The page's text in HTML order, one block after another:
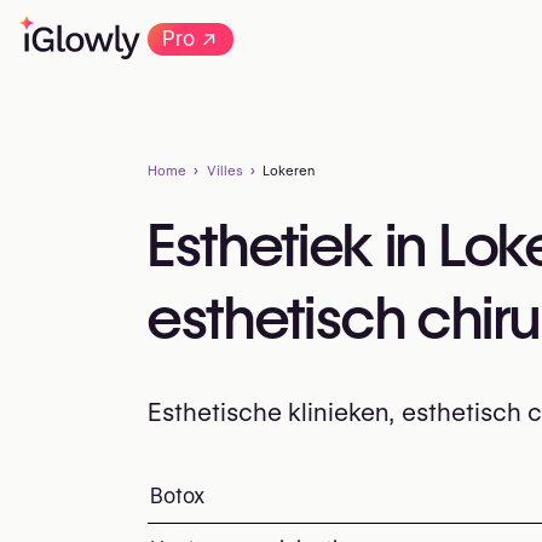
Pro→
Home Villes Lokeren
Esthetiek in
esthetisch
Esthetische klinieken, esthetisch
Alles over esthetiek in Lokeren:
Top ingrepen en
Botox